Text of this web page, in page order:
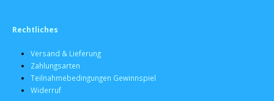
Rechtliches
Versand & Lieferung
Zahlungsarten
Teilnahmebedingungen Gewinnspiel
Widerruf